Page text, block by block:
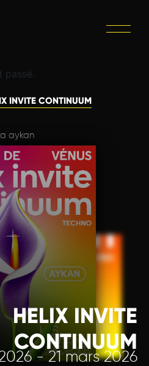
passé.
INVITE CONTINUUM
aykan
HELIX INVITE
CONTINUUM
- 21 mars 2026